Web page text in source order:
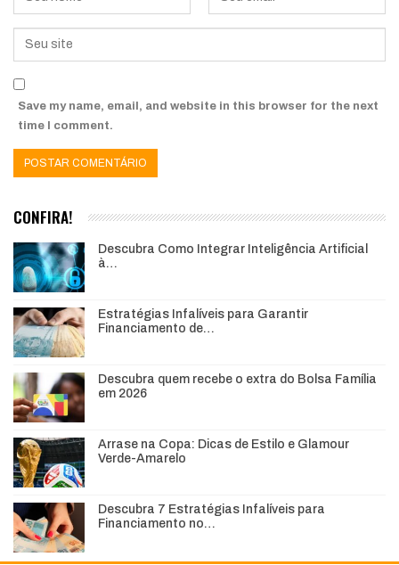
Save my name, email, and website in this browser for the next
time I comment.
CONFIRA!
Descubra Como Integrar Inteligência Artificial
à…
Estratégias Infalíveis para Garantir
Financiamento de…
Descubra quem recebe o extra do Bolsa Família
em 2026
Arrase na Copa: Dicas de Estilo e Glamour
Verde-Amarelo
Descubra 7 Estratégias Infalíveis para
Financiamento no…